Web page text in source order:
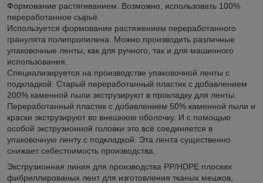
Формование растягиванием. Возможно, использовать 100%
переработанное сырьё.
Используется формование растяжением переработанного
гранулята полипропилена. Можно производить различные
упаковочные ленты, как для ручного, так и для машинного
использования.
Специализируется на производстве упаковочной ленты с
подкладкой. Старый переработанный пластик с добавлением
200% каменной пыли экструзируют в прокладку для ленты.
Переработанный пластик с добавлением 50% каменной пыли и
краски экструзируют во внешнюю оболочку. И с помощью
особой экструзионной головки это всё соединяется в
упаковочную ленту с подкладкой. Эта лента существенно
снижает себестоимость производства.
Экструзионная линия для производства PP/HDPE плоских
фибриллированых лент для изготовления тканых мешков,